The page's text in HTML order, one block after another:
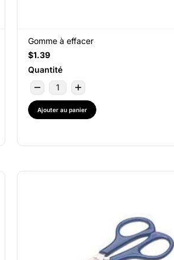
Gomme à effacer
$1.39
Quantité
Ajouter au panier